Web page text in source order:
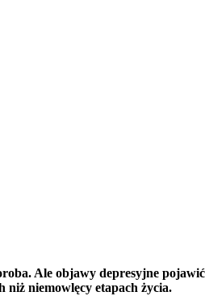
Ale objawy depresyjne
niż niemowlęcy etapach życia.